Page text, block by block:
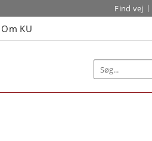
Find vej
Om KU